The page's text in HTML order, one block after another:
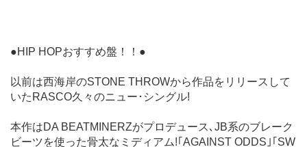
●HIP HOPおすすめ盤！！●
以前は西海岸のSTONE THROWから作品をリリースして
いたRASCO久々のニュー･シングル!
本作はDA BEATMINERZがプロデュース､JB系のブレーク
ビーツを使った骨太なミディアム!｢AGAINST ODDS｣｢SW